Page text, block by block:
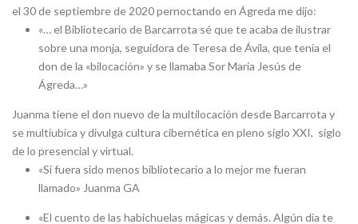
el 30 de septiembre de 2020 pernoctando en Ágreda me dijo:
«… el Bibliotecario de Barcarrota sé que te acaba de ilustrar
sobre una monja, seguidora de Teresa de Ávila, que tenía el
don de la «bilocación» y se llamaba Sor María Jesús de
Ágreda…»
Juanma tiene el don nuevo de la multilocación desde Barcarrota y
se multiubica y divulga cultura cibernética en pleno siglo XXI, siglo
de lo presencial y virtual.
«Si fuera sido menos bibliotecario a lo mejor me fueran
llamado» Juanma GA
«El cuento de las habichuelas mágicas y demás. Algún día te